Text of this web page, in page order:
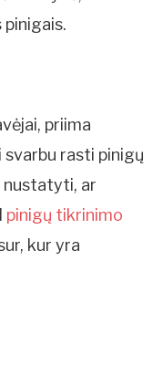
priima
svarbu rasti pinigų
nustatyti, ar
pinigų tikrinimo
kur yra